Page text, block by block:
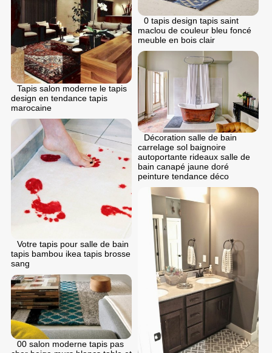
Tapis salon moderne le tapis
design en tendance tapis
marocaine
0 tapis design tapis saint
maclou de couleur bleu foncé
meuble en bois clair
Décoration salle de bain
carrelage sol baignoire
autoportante rideaux salle de
bain canapé jaune doré
peinture tendance déco
Votre tapis pour salle de bain
tapis bambou ikea tapis brosse
sang
00 salon moderne tapis pas